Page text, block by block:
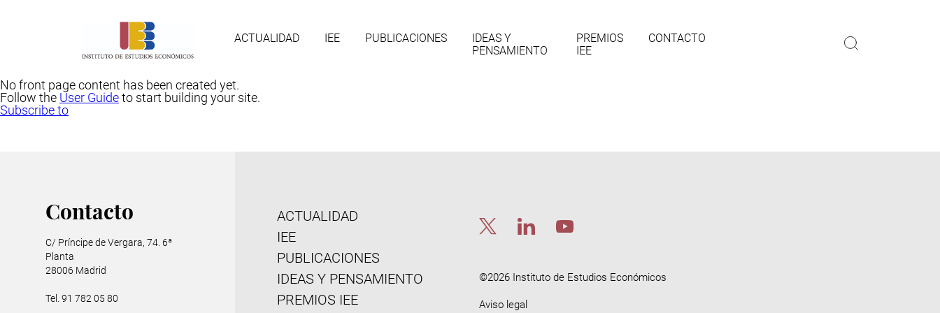
Navegación
principal
ACTUALIDAD IEE PUBLICACIONES
IDEAS Y
PENSAMIENTO
PREMIOS
IEE
CONTACTO
No front page content has been created yet.
Follow the User Guideto start building your site.
Subscribe to
Contacto
C/ Príncipe de Vergara, 74. 6ª
Planta
28006 Madrid
Tel. 91 782 05 80
Menu
footer
ACTUALIDAD
IEE
PUBLICACIONES
IDEAS Y PENSAMIENTO
PREMIOS IEE
©2026 Instituto de Estudios Económicos
Aviso legal